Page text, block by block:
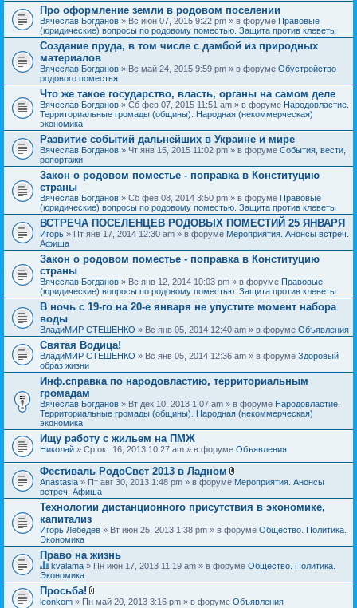
Про оформление земли в родовом поселении
Вячеслав Богданов » Вс июн 07, 2015 9:22 pm » в форуме Правовые
(юридические) вопросы по родовому поместью. Защита против клеветы
Создание пруда, в том числе с дамбой из природных
материалов
Вячеслав Богданов » Вс май 24, 2015 9:59 pm » в форуме Обустройство
родового поместья
Что же такое государство, власть, органы на самом деле
Вячеслав Богданов » Сб фев 07, 2015 11:51 am » в форуме Народовластие.
Территориальные громады (общины). Народная (некоммерческая)
экономика
Развитие событий дальнейших в Украине и мире
Вячеслав Богданов » Чт янв 15, 2015 11:02 pm » в форуме События, вести,
репортажи
Закон о родовом поместье - поправка в Конституцию
страны
Вячеслав Богданов » Сб фев 08, 2014 3:50 pm » в форуме Правовые
(юридические) вопросы по родовому поместью. Защита против клеветы
ВСТРЕЧА ПОСЕЛЕНЦЕВ РОДОВЫХ ПОМЕСТИЙ 25 ЯНВАРЯ
Игорь » Пт янв 17, 2014 12:30 am » в форуме Мероприятия. Анонсы встреч.
Афиша
Закон о родовом поместье - поправка в Конституцию
страны
Вячеслав Богданов » Вс янв 12, 2014 10:03 pm » в форуме Правовые
(юридические) вопросы по родовому поместью. Защита против клеветы
В ночь с 19-го на 20-е января не упустите момент набора
воды
ВладиМИР СТЕШЕНКО » Вс янв 05, 2014 12:40 am » в форуме Объявления
Святая Водица!
ВладиМИР СТЕШЕНКО » Вс янв 05, 2014 12:36 am » в форуме Здоровый
образ жизни
Инф.справка по народовластию, территориальным
громадам
Вячеслав Богданов » Вт дек 10, 2013 1:07 am » в форуме Народовластие.
Территориальные громады (общины). Народная (некоммерческая)
экономика
Ищу работу с жильем на ПМЖ
Николай » Ср окт 16, 2013 10:27 am » в форуме Объявления
Фестиваль РодоСвет 2013 в Ладном
В
о
ж
н
и
я
Anastasia » Пт авг 30, 2013 1:48 pm » в форуме Мероприятия. Анонсы
встреч. Афиша
Технологии дистанционного присутствия в экономике,
капитализ
Игорь Лебедев » Вт июн 25, 2013 1:38 pm » в форуме Общество. Политика.
Экономика
Право на жизнь
Д
а
н
н
kvalama » Пн июн 17, 2013 11:19 am » в форуме Общество. Политика.
Экономика
Просьба!
В
leonkom » Пн май 20, 2013 3:16 pm » в форуме Объявления